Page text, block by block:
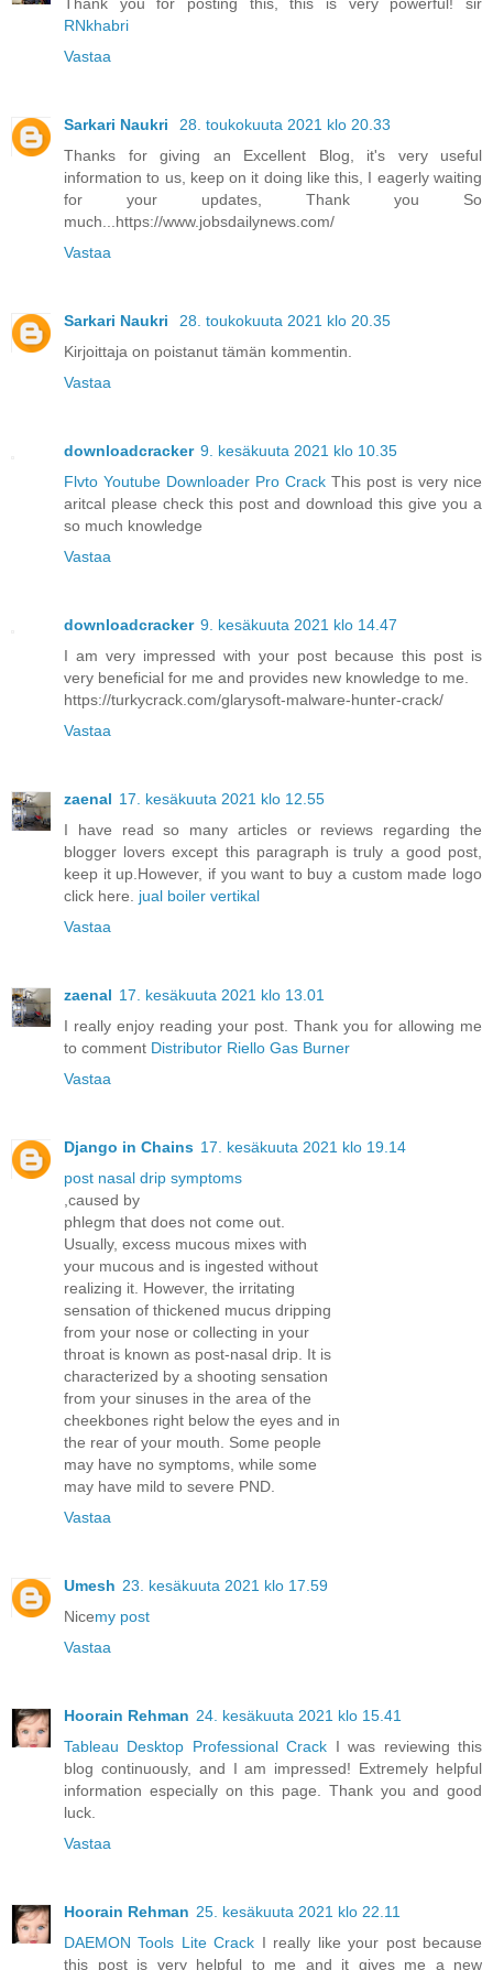
RNkhabri
Vastaa
Sarkari Naukri
28. toukokuuta 2021 klo 20.33
Thanks for giving an Excellent Blog, it's very useful
information to us, keep on it doing like this, I eagerly waiting
for your updates, Thank you So
much...https://www.jobsdailynews.com/
Vastaa
Sarkari Naukri
28. toukokuuta 2021 klo 20.35
Kirjoittaja on poistanut tämän kommentin.
Vastaa
downloadcracker 9. kesäkuuta 2021 klo 10.35
Flvto Youtube Downloader Pro Crack This post is very nice
aritcal please check this post and download this give you a
so much knowledge
Vastaa
downloadcracker 9. kesäkuuta 2021 klo 14.47
I am very impressed with your post because this post is
very beneficial for me and provides new knowledge to me.
https://turkycrack.com/glarysoft-malware-hunter-crack/
Vastaa
zaenal 17. kesäkuuta 2021 klo 12.55
I have read so many articles or reviews regarding the
blogger lovers except this paragraph is truly a good post,
keep it up.However, if you want to buy a custom made logo
click here. jual boiler vertikal
Vastaa
zaenal 17. kesäkuuta 2021 klo 13.01
I really enjoy reading your post. Thank you for allowing me
to comment Distributor Riello Gas Burner
Vastaa
Django in Chains 17. kesäkuuta 2021 klo 19.14
post nasal drip symptoms
,caused by
phlegm that does not come out.
Usually, excess mucous mixes with
your mucous and is ingested without
realizing it. However, the irritating
sensation of thickened mucus dripping
from your nose or collecting in your
throat is known as post-nasal drip. It is
characterized by a shooting sensation
from your sinuses in the area of the
cheekbones right below the eyes and in
the rear of your mouth. Some people
may have no symptoms, while some
may have mild to severe PND.
Vastaa
Umesh 23. kesäkuuta 2021 klo 17.59
Nicemy post
Vastaa
Hoorain Rehman 24. kesäkuuta 2021 klo 15.41
Tableau Desktop Professional Crack I was reviewing this
blog continuously, and I am impressed! Extremely helpful
information especially on this page. Thank you and good
luck.
Vastaa
Hoorain Rehman 25. kesäkuuta 2021 klo 22.11
DAEMON Tools Lite Crack I really like your post because
this post is very helpful to me and it gives me a new